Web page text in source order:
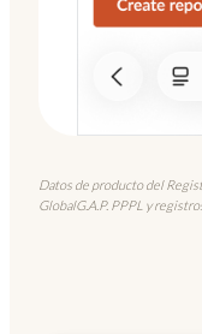
Datos de producto del
GlobalG.A.P. PPPL y